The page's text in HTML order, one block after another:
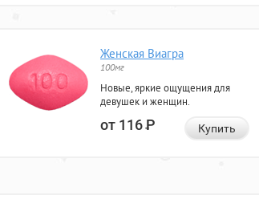
Женская Виагра
100мг
Новые, яркие ощущения для
девушек и женщин.
от 116Р Купить